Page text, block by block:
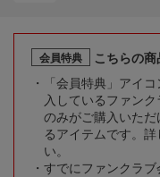
会員特典
こちらの
「会員特典」アイ
入しているファン
のみがご購入いた
るアイテムです。詳
い。
すでにファンクラブ